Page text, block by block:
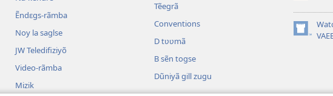
Ẽndɛgs-rãmba
Noy la saglse
JW Teledifiziyõ
Video-rãmba
Mizik
Tẽegrã
Conventions
D tʋʋmã
B sẽn togse
Dũniyã gill zugu
une
nouvelle
fenêtre)
(ouvre